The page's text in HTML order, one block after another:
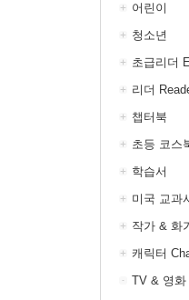
어린이
청소년
초급리더
리더
챕터북
초등 코스
학습서
미국 교과
작가 & 화
캐릭터
TV & 영화